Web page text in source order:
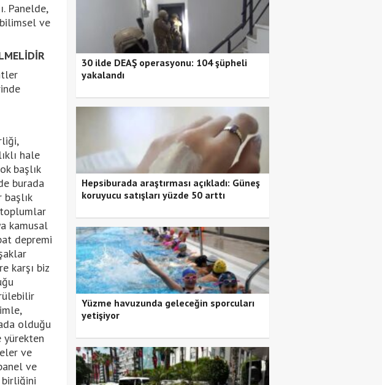
Panelde,
ve
hale
başlık
burada
kamusal
depremi
karşı biz
olduğu
yürekten
ve
ve
birliğini
30 ilde DEAŞ operasyonu: 104 şüpheli
yakalandı
Hepsiburada araştırması açıkladı: Güneş
koruyucu satışları yüzde 50 arttı
Yüzme havuzunda geleceğin sporcuları
yetişiyor